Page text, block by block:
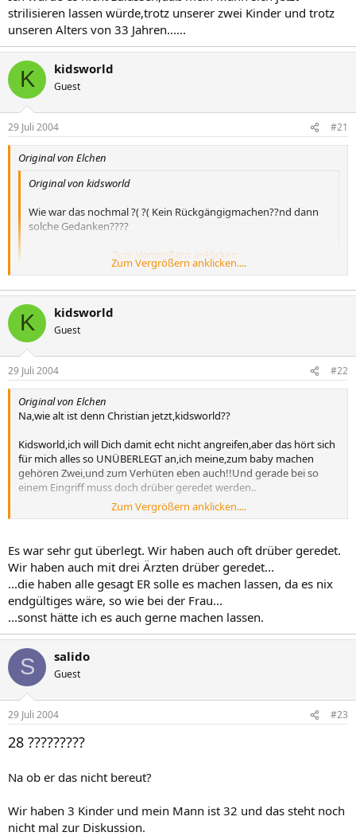
strilisieren lassen würde,trotz unserer zwei Kinder und trotz
unseren Alters von 33 Jahren......
K kidsworld
Guest
29 Juli 2004 #21
Original von Elchen
Original von kidsworld
Wie war das nochmal ?( ?( Kein Rückgängigmachen??nd dann
solche Gedanken????
Darf ich mal fragen,wie alt Dein Partner/Mann ist??
Zum Vergrößern anklicken....
Ich schrieb... "es KÖNNTE"
Und mit sicherheit wollen wir beide im Moment wirklich KEINE
Kinder mehr.
Die Angst vor einer neuen Schwangerschaft hat uns (oder besser
gesagt ihn) wohl dazu getrieben.
Ach ja.. er ist 28 Jahre.
Zum Vergrößern anklicken....
K kidsworld
Guest
29 Juli 2004 #22
Original von Elchen
Na,wie alt ist denn Christian jetzt,kidsworld??
Kidsworld,ich will Dich damit echt nicht angreifen,aber das hört sich
für mich alles so UNÜBERLEGT an,ich meine,zum baby machen
gehören Zwei,und zum Verhüten eben auch!!Und gerade bei so
einem Eingriff muss doch drüber geredet werden..
Ich würde es nicht zulassen,daß mein Mann sich jetzt strilisieren
33 Jahren......
Zum Vergrößern anklicken....
Es war sehr gut überlegt. Wir haben auch oft drüber geredet.
Wir haben auch mit drei Ärzten drüber geredet...
...die haben alle gesagt ER solle es machen lassen, da es nix
endgültiges wäre, so wie bei der Frau...
...sonst hätte ich es auch gerne machen lassen.
S salido
Guest
29 Juli 2004 #23
28 ?????????
Na ob er das nicht bereut?
Wir haben 3 Kinder und mein Mann ist 32 und das steht noch
nicht mal zur Diskussion.